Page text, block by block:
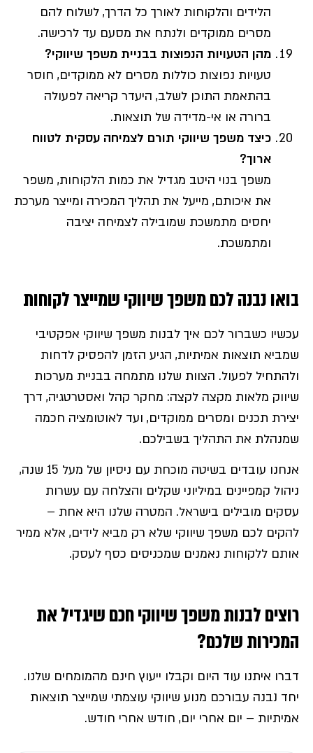
הלידים והלקוחות לאורך כל הדרך, לשלוח להם
מסרים ממוקדים ולנתח את מסעם עד לרכישה.
מהן הטעויות הנפוצות בבניית משפך שיווקי?
טעויות נפוצות כוללות מסרים לא ממוקדים, חוסר
בהתאמת התוכן לשלב, היעדר קריאה לפעולה
ברורה או אי-מדידה של תוצאות.
כיצד משפך שיווקי תורם לצמיחה עסקית לטווח
ארוך?
משפך בנוי היטב מגדיל את כמות הלקוחות, משפר
את איכותם, מייעל את תהליך המכירה ומייצר מערכת
יחסים מתמשכת שמובילה לצמיחה יציבה
ומתמשכת.
בואו נבנה לכם משפך שיווקי שמייצר לקוחות
עכשיו כשברור לכם איך לבנות משפך שיווקי אפקטיבי
שמביא תוצאות אמיתיות, הגיע הזמן להפסיק לדחות
ולהתחיל לפעול. הצוות שלנו מתמחה בבניית מערכות
שיווק מלאות מקצה לקצה: מחקר קהל ואסטרטגיה, דרך
יצירת תכנים ומסרים ממוקדים, ועד לאוטומציה חכמה
שמנהלת את התהליך בשבילכם.
אנחנו עובדים בשיטה מוכחת עם ניסיון של מעל 15 שנה,
ניהול קמפיינים במיליוני שקלים והצלחה עם עשרות
עסקים מובילים בישראל. המטרה שלנו היא אחת –
להקים לכם משפך שיווקי שלא רק מביא לידים, אלא ממיר
אותם ללקוחות נאמנים שמכניסים כסף לעסק.
רוצים לבנות משפך שיווקי חכם שיגדיל את
המכירות שלכם?
דברו איתנו עוד היום וקבלו ייעוץ חינם מהמומחים שלנו.
יחד נבנה עבורכם מנוע שיווקי עוצמתי שמייצר תוצאות
אמיתיות – יום אחרי יום, חודש אחרי חודש.